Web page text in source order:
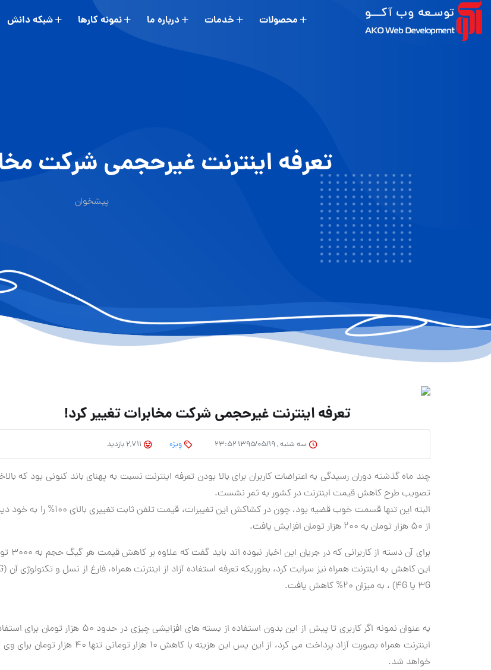
محصولات خدمات درباره ما نمونه کارها شبکه دانش
تعرفه اینترنت غیرحجمی شرکت
پیشخوان
تعرفه اینترنت غیرحجمی شرکت مخابرات تغییر کرد!
سه شنبه , ۱۳۹۵/۰۵/۱۹ ۲۳:۵۲ وِیژه
چند ماه گذشته دوران رسیدگی به اعتراضات کاربران برای بالا بودن تعرفه اینترنت نسبت به پهنای باند کنونی بود که
تصویب طرح کاهش قیمت اینترنت در کشور به ثمر نشست.
البته این تنها قسمت خوب قضیه بود، چون در کشاکش این تغییرات، قیمت تلفن ثابت تغییری
از ۵۰ هزار تومان به ۲۰۰ هزار تومان افزایش یافت.
برای آن دسته از کاربرانی که
۳G یا ۴G) ، به میزان ۲۰% کاهش یافت.
به عنوان نمونه اگر کاربری تا پیش از این بدون استفاده از بسته های افزایشی چیزی در حدود ۵۰ هزار
اینترنت همراه بصورت آزاد پرداخت می کرد، از این پس این هزینه با کاهش ۱۰ هزار تومانی تنها ۴۰
خواهد شد.